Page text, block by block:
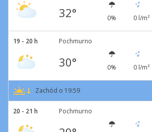
32° 0% 0 l/m²
19 - 20 h Pochmurno
30° 0% 0 l/m²
Zachód o 19:59
20 - 21 h Pochmurno